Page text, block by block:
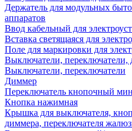
Держатель для модульных
аппаратов
Ввод кабельный для
Вставка светящаяся для
Поле для маркировки для
Выключатели,
Выключатели, переключатели
Диммер
Переключатель кнопочный
Кнопка нажимная
Крышка для выключателя,
диммера, переключателя